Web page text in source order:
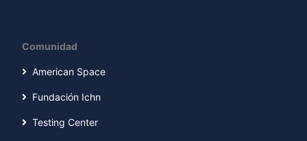
Comunidad
American Space
Fundación Ichn
Testing Center